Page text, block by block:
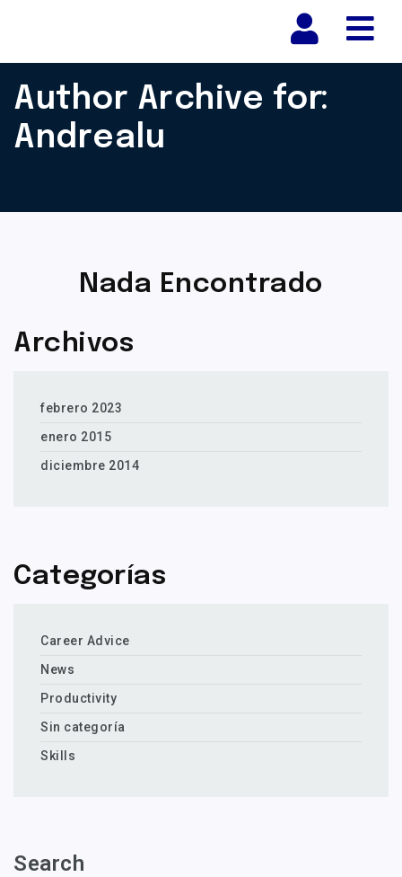
Author Archive for:
Andrealu
Nada Encontrado
Archivos
febrero 2023
enero 2015
diciembre 2014
Categorías
Career Advice
News
Productivity
Sin categoría
Skills
Search